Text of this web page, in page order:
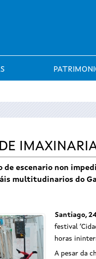
de escenario non
multitudinarios do
Santiago,
festival
horas
A pesar da